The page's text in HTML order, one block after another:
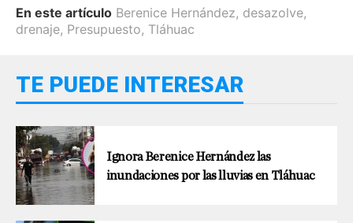
En este artículo Berenice Hernández, desazolve,
drenaje, Presupuesto, Tláhuac
TE PUEDE INTERESAR
Ignora Berenice Hernández las
inundaciones por las lluvias en Tláhuac